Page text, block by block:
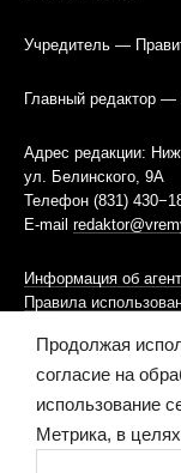
Учредитель —
Главный редактор
Адрес редакции:
ул. Белинского, 9А
Телефон (831)
E-mail
Информация об
Правила
Информационная
Ресурс содержит
Продолжая
согласие на
использование
Метрика, в